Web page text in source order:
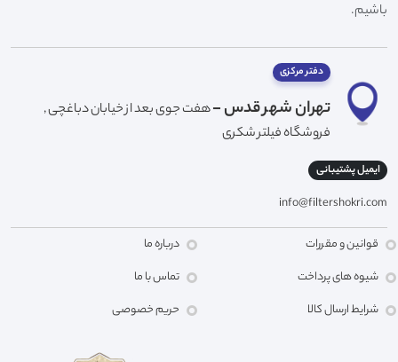
باشیم.
دفتر مرکزی
تهران شهر قدس -هفت جوی بعد از خیابان دباغچی ,
فروشگاه فیلتر شکری
ایمیل پشتیبانی
info@filtershokri.com
قوانین و مقررات
شیوه های پرداخت
شرایط ارسال کالا
درباره ما
تماس با ما
حریم خصوصی